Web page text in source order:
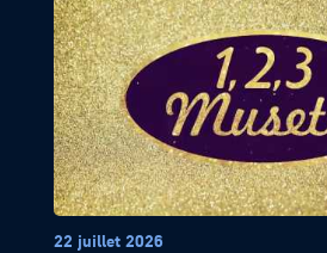
22 juillet 2026